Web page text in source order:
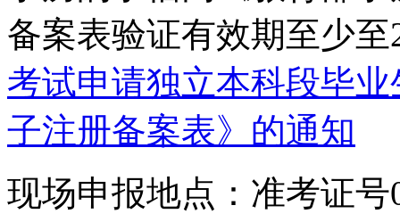
备案表验证有效期至少
考试申请独立本科段毕
子注册备案表》的通知
现场申报地点：准考证